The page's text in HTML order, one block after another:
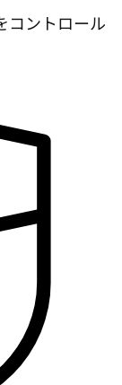
コントロール